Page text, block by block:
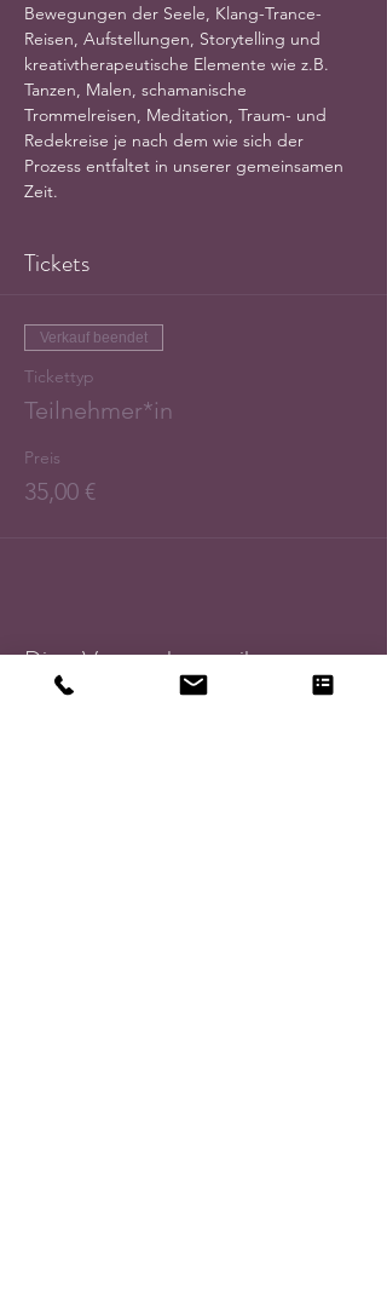
Bewegungen der Seele, Klang-Trance-
Reisen, Aufstellungen, Storytelling und
kreativtherapeutische Elemente wie z.B.
Tanzen, Malen, schamanische
Trommelreisen, Meditation, Traum- und
Redekreise je nach dem wie sich der
Prozess entfaltet in unserer gemeinsamen
Zeit.
Tickets
Verkauf beendet
Tickettyp
Teilnehmer*in
Preis
35,00 €
Diese Veranstaltung teilen